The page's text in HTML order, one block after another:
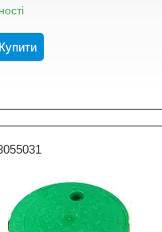
Купити